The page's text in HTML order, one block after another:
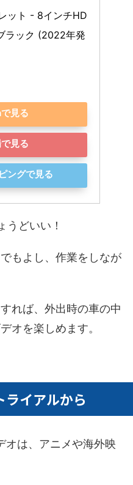
ット - 8インチHD
ラック (2022年発
見る
見る
ングで見る
うどいい！
もよし、作業をしなが
れば、外出時の車の中
オを楽しめます。
ライアルから
オは、アニメや海外映